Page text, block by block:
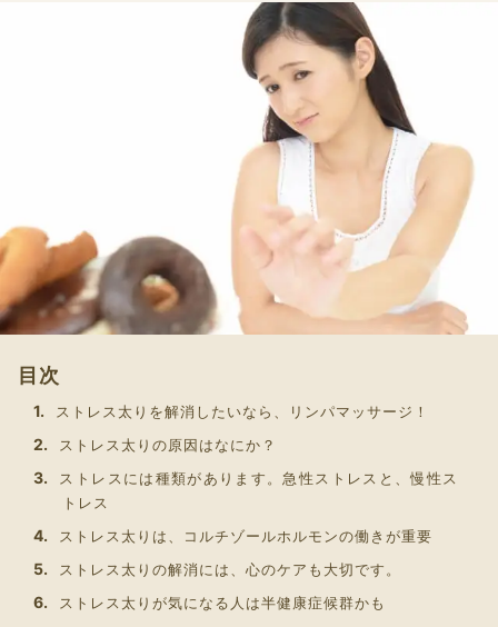
目次
ストレス太りを解消したいなら、リンパマッサージ！
ストレス太りの原因はなにか？
ストレスには種類があります。急性ストレスと、慢性ス
トレス
ストレス太りは、コルチゾールホルモンの働きが重要
ストレス太りの解消には、心のケアも大切です。
ストレス太りが気になる人は半健康症候群かも